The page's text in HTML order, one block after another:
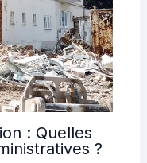
: Quelles
?